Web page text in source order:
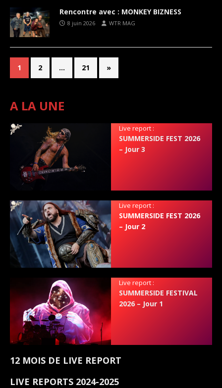
Rencontre avec : MONKEY BIZNESS
8 juin 2026 WTR MAG
1 2 … 21 »
A LA UNE
Live report :
SUMMERSIDE FEST 2026
– Jour 3
Live report :
SUMMERSIDE FEST 2026
– Jour 2
Live report :
SUMMERSIDE FESTIVAL
2026 – Jour 1
12 MOIS DE LIVE REPORT
LIVE REPORTS 2024-2025